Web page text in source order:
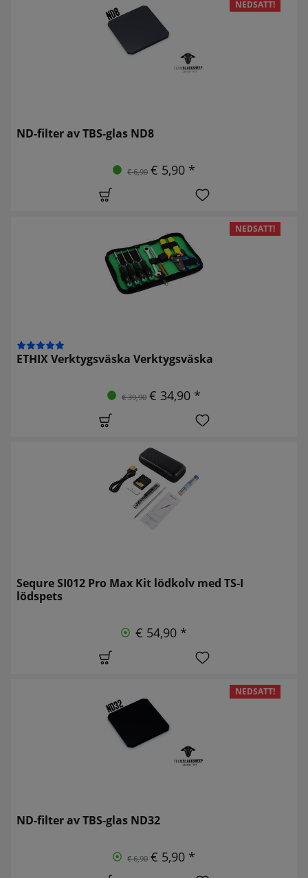
NEDSATT!
ND-filter av TBS-glas ND8
€ 6,90 € 5,90 *
NEDSATT!
ETHIX Verktygsväska Verktygsväska
€ 39,90 € 34,90 *
Sequre SI012 Pro Max Kit lödkolv med TS-I
lödspets
€ 54,90 *
NEDSATT!
ND-filter av TBS-glas ND32
€ 6,90 € 5,90 *